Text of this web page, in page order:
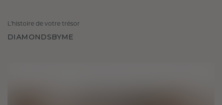
L'histoire de votre trésor
DIAMONDSBYME